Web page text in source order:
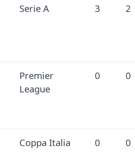
Serie A 3 2
Premier
League
0 0
Coppa Italia 0 0